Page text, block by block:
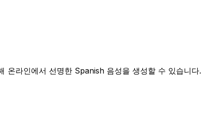
온라인에서 선명한 Spanish 음성을 생성할 수 있습니다.